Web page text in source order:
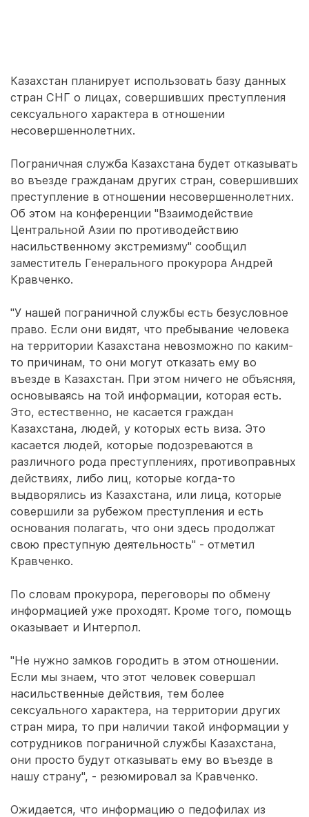
Казахстан планирует использовать базу данных
стран СНГ о лицах, совершивших преступления
сексуального характера в отношении
несовершеннолетних.
Пограничная служба Казахстана будет отказывать
во въезде гражданам других стран, совершивших
преступление в отношении несовершеннолетних.
Об этом на конференции "Взаимодействие
Центральной Азии по противодействию
насильственному экстремизму" сообщил
заместитель Генерального прокурора Андрей
Кравченко.
"У нашей пограничной службы есть безусловное
право. Если они видят, что пребывание человека
на территории Казахстана невозможно по каким-
то причинам, то они могут отказать ему во
въезде в Казахстан. При этом ничего не объясняя,
основываясь на той информации, которая есть.
Это, естественно, не касается граждан
Казахстана, людей, у которых есть виза. Это
касается людей, которые подозреваются в
различного рода преступлениях, противоправных
действиях, либо лиц, которые когда-то
выдворялись из Казахстана, или лица, которые
совершили за рубежом преступления и есть
основания полагать, что они здесь продолжат
свою преступную деятельность" - отметил
Кравченко.
По словам прокурора, переговоры по обмену
информацией уже проходят. Кроме того, помощь
оказывает и Интерпол.
"Не нужно замков городить в этом отношении.
Если мы знаем, что этот человек совершал
насильственные действия, тем более
сексуального характера, на территории других
стран мира, то при наличии такой информации у
сотрудников пограничной службы Казахстана,
они просто будут отказывать ему во въезде в
нашу страну", - резюмировал за Кравченко.
Ожидается, что информацию о педофилах из